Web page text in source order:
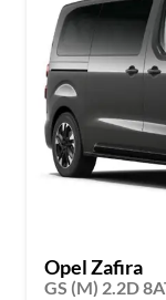
Opel Zafira